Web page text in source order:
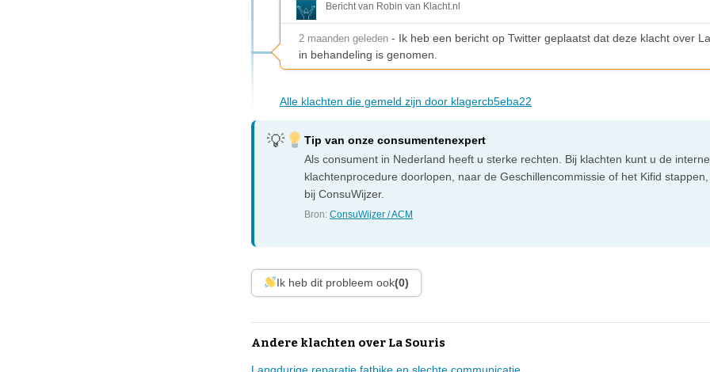
Bericht van Robin van Klacht.nl
2 maanden geleden - Ik heb een bericht op Twitter geplaatst dat deze klacht over
in behandeling is genomen.
Alle klachten die gemeld zijn door klagercb5eba22
Tip van onze consumentenexpert
Als consument in Nederland heeft u sterke rechten. Bij klachten kunt u de interne
klachtenprocedure doorlopen, naar de Geschillencommissie of het Kifid
bij ConsuWijzer.
Bron:ConsuWijzer / ACM
Ik heb dit probleem ook(0)
Andere klachten over La Souris